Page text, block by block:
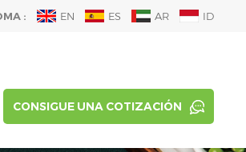
: EN ES AR ID
CONSIGUE UNA COTIZACIÓN